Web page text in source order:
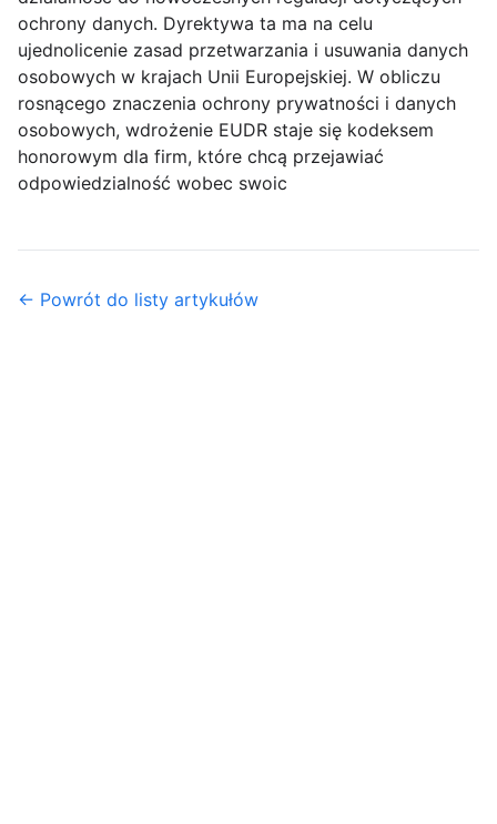
ochrony danych. Dyrektywa ta ma na celu
ujednolicenie zasad przetwarzania i usuwania danych
osobowych w krajach Unii Europejskiej. W obliczu
rosnącego znaczenia ochrony prywatności i danych
osobowych, wdrożenie EUDR staje się kodeksem
honorowym dla firm, które chcą przejawiać
odpowiedzialność wobec swoic
← Powrót do listy artykułów